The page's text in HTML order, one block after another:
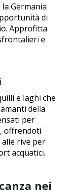
Germania
di
Approfitta
e
e laghi che
della
per
offrendoti
rive per
acquatici.
nei